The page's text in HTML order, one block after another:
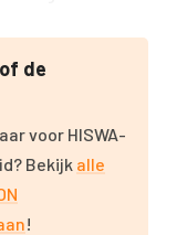
de
voor HISWA-
Bekijk alle
!